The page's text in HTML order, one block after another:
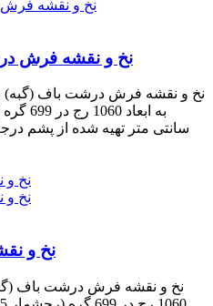
نخ و نقشه فرش درشت
سانتی متر تهیه شده از پشم
نخ و